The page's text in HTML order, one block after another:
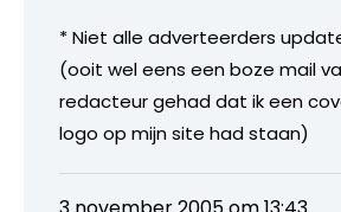
* Niet alle adverteerders
(ooit wel eens een boze mail
redacteur gehad dat ik een
logo op mijn site had staan)